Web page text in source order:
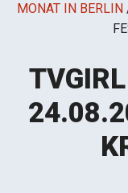
MONAT IN BERLIN